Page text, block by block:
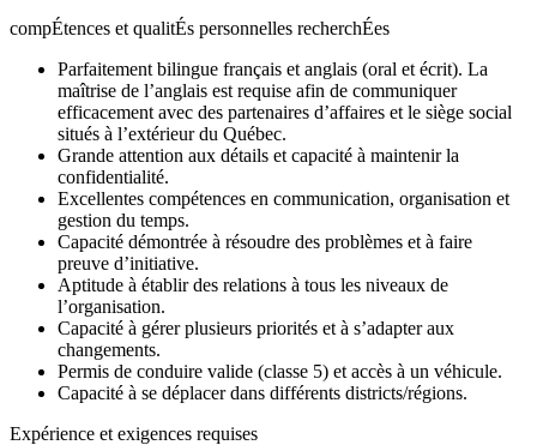
compÉtences et qualitÉs personnelles recherchÉes
Parfaitement bilingue français et anglais (oral et écrit). La
maîtrise de l’anglais est requise afin de communiquer
efficacement avec des partenaires d’affaires et le siège social
situés à l’extérieur du Québec.
Grande attention aux détails et capacité à maintenir la
confidentialité.
Excellentes compétences en communication, organisation et
gestion du temps.
Capacité démontrée à résoudre des problèmes et à faire
preuve d’initiative.
Aptitude à établir des relations à tous les niveaux de
l’organisation.
Capacité à gérer plusieurs priorités et à s’adapter aux
changements.
Permis de conduire valide (classe 5) et accès à un véhicule.
Capacité à se déplacer dans différents districts/régions.
Expérience et exigences requises